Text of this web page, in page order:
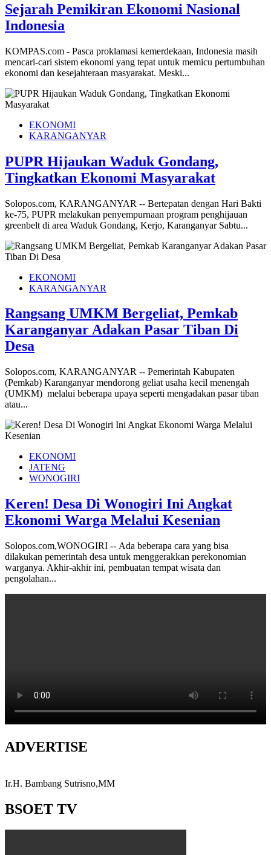
Sejarah Pemikiran Ekonomi Nasional
Indonesia
KOMPAS.com - Pasca proklamasi kemerdekaan, Indonesia masih
mencari-cari sistem ekonomi yang tepat untuk memicu pertumbuhan
ekonomi dan kesejahteraan masyarakat. Meski...
EKONOMI
KARANGANYAR
PUPR Hijaukan Waduk Gondang,
Tingkatkan Ekonomi Masyarakat
Solopos.com, KARANGANYAR -- Bertepatan dengan Hari Bakti
ke-75, PUPR melakukan penyempurnaan program penghijauan
greenbelt di area Waduk Gondang, Kerjo, Karanganyar Sabtu...
EKONOMI
KARANGANYAR
Rangsang UMKM Bergeliat, Pemkab
Karanganyar Adakan Pasar Tiban Di
Desa
Solopos.com, KARANGANYAR -- Pemerintah Kabupaten
(Pemkab) Karanganyar mendorong geliat usaha kecil menengah
(UMKM) melalui beberapa upaya seperti mengadakan pasar tiban
atau...
EKONOMI
JATENG
WONOGIRI
Keren! Desa Di Wonogiri Ini Angkat
Ekonomi Warga Melalui Kesenian
Solopos.com,WONOGIRI -- Ada beberapa cara yang bisa
dilakukan pemerintah desa untuk menggerakkan perekonomian
warganya. Akhir-akhir ini, pembuatan tempat wisata dan
pengolahan...
ADVERTISE
Ir.H. Bambang Sutrisno,MM
BSOET TV